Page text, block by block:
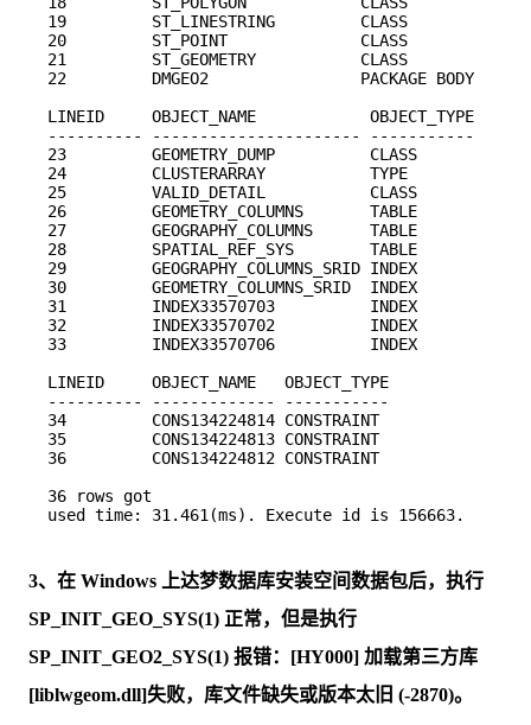
19         ST_LINESTRING         CLASS
20         ST_POINT              CLASS
21         ST_GEOMETRY           CLASS
22         DMGEO2                PACKAGE BODY
LINEID     OBJECT_NAME            OBJECT_TYPE
---------- ---------------------- -----------
23         GEOMETRY_DUMP          CLASS
24         CLUSTERARRAY           TYPE
25         VALID_DETAIL           CLASS
26         GEOMETRY_COLUMNS       TABLE
27         GEOGRAPHY_COLUMNS      TABLE
28         SPATIAL_REF_SYS        TABLE
29         GEOGRAPHY_COLUMNS_SRID INDEX
30         GEOMETRY_COLUMNS_SRID  INDEX
31         INDEX33570703          INDEX
32         INDEX33570702          INDEX
33         INDEX33570706          INDEX
LINEID     OBJECT_NAME   OBJECT_TYPE
---------- ------------- -----------
34         CONS134224814 CONSTRAINT
35         CONS134224813 CONSTRAINT
36         CONS134224812 CONSTRAINT
36 rows got
3、在 Windows 上达梦数据库安装空间数据包后，执行
SP_INIT_GEO_SYS(1) 正常，但是执行
SP_INIT_GEO2_SYS(1) 报错：[HY000] 加载第三方库
[liblwgeom.dll]失败，库文件缺失或版本太旧 (-2870)。